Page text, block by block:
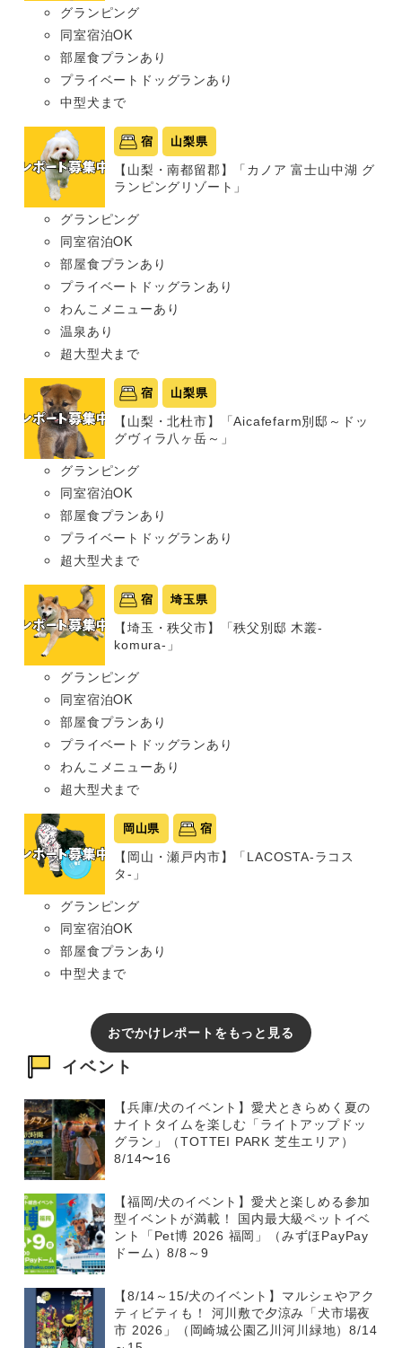
グランピング
同室宿泊OK
部屋食プランあり
プライベートドッグランあり
中型犬まで
宿 山梨県
【山梨・南都留郡】「カノア 富士山中湖 グ
ランピングリゾート」
グランピング
同室宿泊OK
部屋食プランあり
プライベートドッグランあり
わんこメニューあり
温泉あり
超大型犬まで
宿 山梨県
【山梨・北杜市】「Aicafefarm別邸～ドッ
グヴィラ八ヶ岳～」
グランピング
同室宿泊OK
部屋食プランあり
プライベートドッグランあり
超大型犬まで
宿 埼玉県
【埼玉・秩父市】「秩父別邸 木叢-
komura-」
グランピング
同室宿泊OK
部屋食プランあり
プライベートドッグランあり
わんこメニューあり
超大型犬まで
岡山県 宿
【岡山・瀬戸内市】「LACOSTA-ラコス
タ-」
グランピング
同室宿泊OK
部屋食プランあり
中型犬まで
おでかけレポートをもっと見る
イベント
【兵庫/犬のイベント】愛犬ときらめく夏の
ナイトタイムを楽しむ「ライトアップドッ
グラン」（TOTTEI PARK 芝生エリア）
8/14〜16
【福岡/犬のイベント】愛犬と楽しめる参加
型イベントが満載！ 国内最大級ペットイベ
ント「Pet博 2026 福岡」（みずほPayPay
ドーム）8/8～9
【8/14～15/犬のイベント】マルシェやアク
ティビティも！ 河川敷で夕涼み「犬市場夜
市 2026」（岡崎城公園乙川河川緑地）8/14